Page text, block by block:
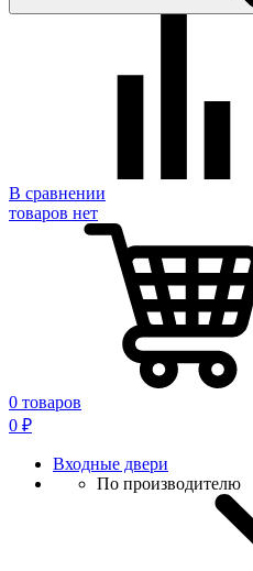
В сравнении
товаров нет
0 товаров
0 ₽
Входные двери
По производителю